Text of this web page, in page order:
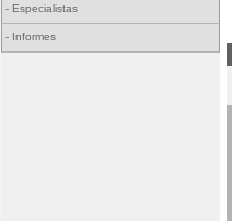
- Especialistas
- Informes